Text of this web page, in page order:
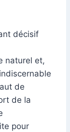
décisif
naturel et,
de
de la
pour